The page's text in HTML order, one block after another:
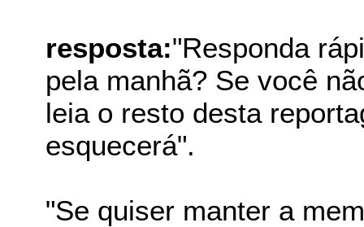
resposta:"Responda
pela manhã? Se você
leia o resto desta
esquecerá".
"Se quiser manter a